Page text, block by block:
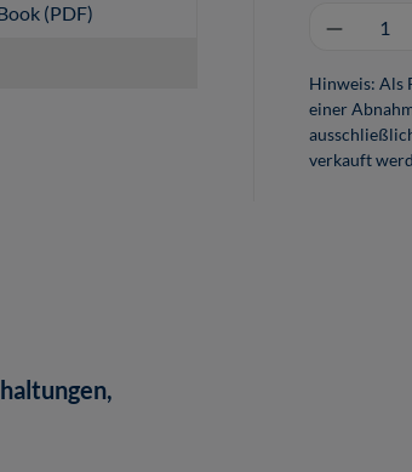
(PDF)
Hinweis: Als
einer
verkauft